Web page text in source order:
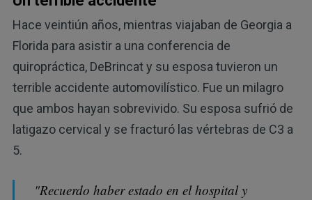
Hace veintiún años, mientras viajaban de Georgia a
Florida para asistir a una conferencia de
quiropráctica, DeBrincat y su esposa tuvieron un
terrible accidente automovilístico. Fue un milagro
que ambos hayan sobrevivido. Su esposa sufrió de
latigazo cervical y se fracturó las vértebras de C3 a
5.
"Recuerdo haber estado en el hospital y